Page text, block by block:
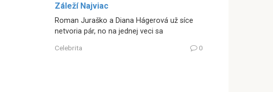
Záleží Najviac
Roman Juraško a Diana Hágerová už síce
netvoria pár, no na jednej veci sa
Celebrita 0